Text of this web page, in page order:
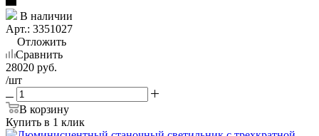
В наличии
Арт.: 3351027
Отложить
Сравнить
28020 руб.
/шт
В корзину
Купить в 1 клик